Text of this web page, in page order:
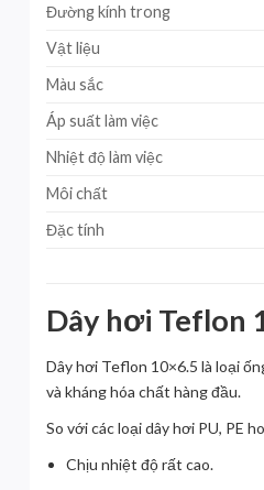
Đường kính trong
Vật liệu
Màu sắc
Áp suất làm việc
Nhiệt độ làm việc
Môi chất
Đặc tính
Dây hơi Teflon
Dây hơi Teflon 10×6.5 là loại
và kháng hóa chất hàng đầu.
So với các loại dây hơi PU, PE
Chịu nhiệt độ rất cao.